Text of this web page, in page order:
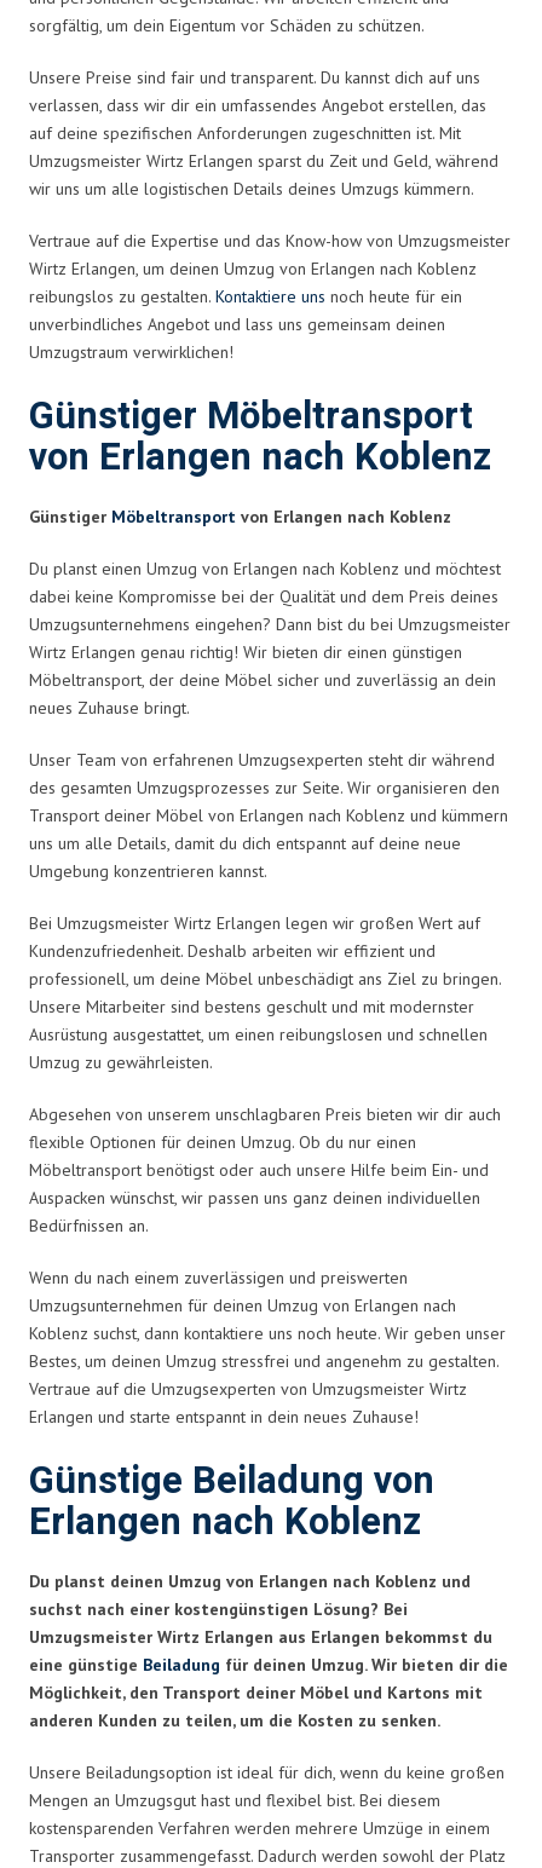
sorgfältig, um dein Eigentum vor Schäden zu schützen.
Unsere Preise sind fair und transparent. Du kannst dich auf uns
verlassen, dass wir dir ein umfassendes Angebot erstellen, das
auf deine spezifischen Anforderungen zugeschnitten ist. Mit
Umzugsmeister Wirtz Erlangen sparst du Zeit und Geld, während
wir uns um alle logistischen Details deines Umzugs kümmern.
Vertraue auf die Expertise und das Know-how von Umzugsmeister
Wirtz Erlangen, um deinen Umzug von Erlangen nach Koblenz
reibungslos zu gestalten. Kontaktiere uns noch heute für ein
unverbindliches Angebot und lass uns gemeinsam deinen
Umzugstraum verwirklichen!
Günstiger Möbeltransport
von Erlangen nach Koblenz
Günstiger Möbeltransport von Erlangen nach Koblenz
Du planst einen Umzug von Erlangen nach Koblenz und möchtest
dabei keine Kompromisse bei der Qualität und dem Preis deines
Umzugsunternehmens eingehen? Dann bist du bei Umzugsmeister
Wirtz Erlangen genau richtig! Wir bieten dir einen günstigen
Möbeltransport, der deine Möbel sicher und zuverlässig an dein
neues Zuhause bringt.
Unser Team von erfahrenen Umzugsexperten steht dir während
des gesamten Umzugsprozesses zur Seite. Wir organisieren den
Transport deiner Möbel von Erlangen nach Koblenz und kümmern
uns um alle Details, damit du dich entspannt auf deine neue
Umgebung konzentrieren kannst.
Bei Umzugsmeister Wirtz Erlangen legen wir großen Wert auf
Kundenzufriedenheit. Deshalb arbeiten wir effizient und
professionell, um deine Möbel unbeschädigt ans Ziel zu bringen.
Unsere Mitarbeiter sind bestens geschult und mit modernster
Ausrüstung ausgestattet, um einen reibungslosen und schnellen
Umzug zu gewährleisten.
Abgesehen von unserem unschlagbaren Preis bieten wir dir auch
flexible Optionen für deinen Umzug. Ob du nur einen
Möbeltransport benötigst oder auch unsere Hilfe beim Ein- und
Auspacken wünschst, wir passen uns ganz deinen individuellen
Bedürfnissen an.
Wenn du nach einem zuverlässigen und preiswerten
Umzugsunternehmen für deinen Umzug von Erlangen nach
Koblenz suchst, dann kontaktiere uns noch heute. Wir geben unser
Bestes, um deinen Umzug stressfrei und angenehm zu gestalten.
Vertraue auf die Umzugsexperten von Umzugsmeister Wirtz
Erlangen und starte entspannt in dein neues Zuhause!
Günstige Beiladung von
Erlangen nach Koblenz
Du planst deinen Umzug von Erlangen nach Koblenz und
suchst nach einer kostengünstigen Lösung? Bei
Umzugsmeister Wirtz Erlangen aus Erlangen bekommst du
eine günstige Beiladung für deinen Umzug. Wir bieten dir die
Möglichkeit, den Transport deiner Möbel und Kartons mit
anderen Kunden zu teilen, um die Kosten zu senken.
Unsere Beiladungsoption ist ideal für dich, wenn du keine großen
Mengen an Umzugsgut hast und flexibel bist. Bei diesem
kostensparenden Verfahren werden mehrere Umzüge in einem
Transporter zusammengefasst. Dadurch werden sowohl der Platz